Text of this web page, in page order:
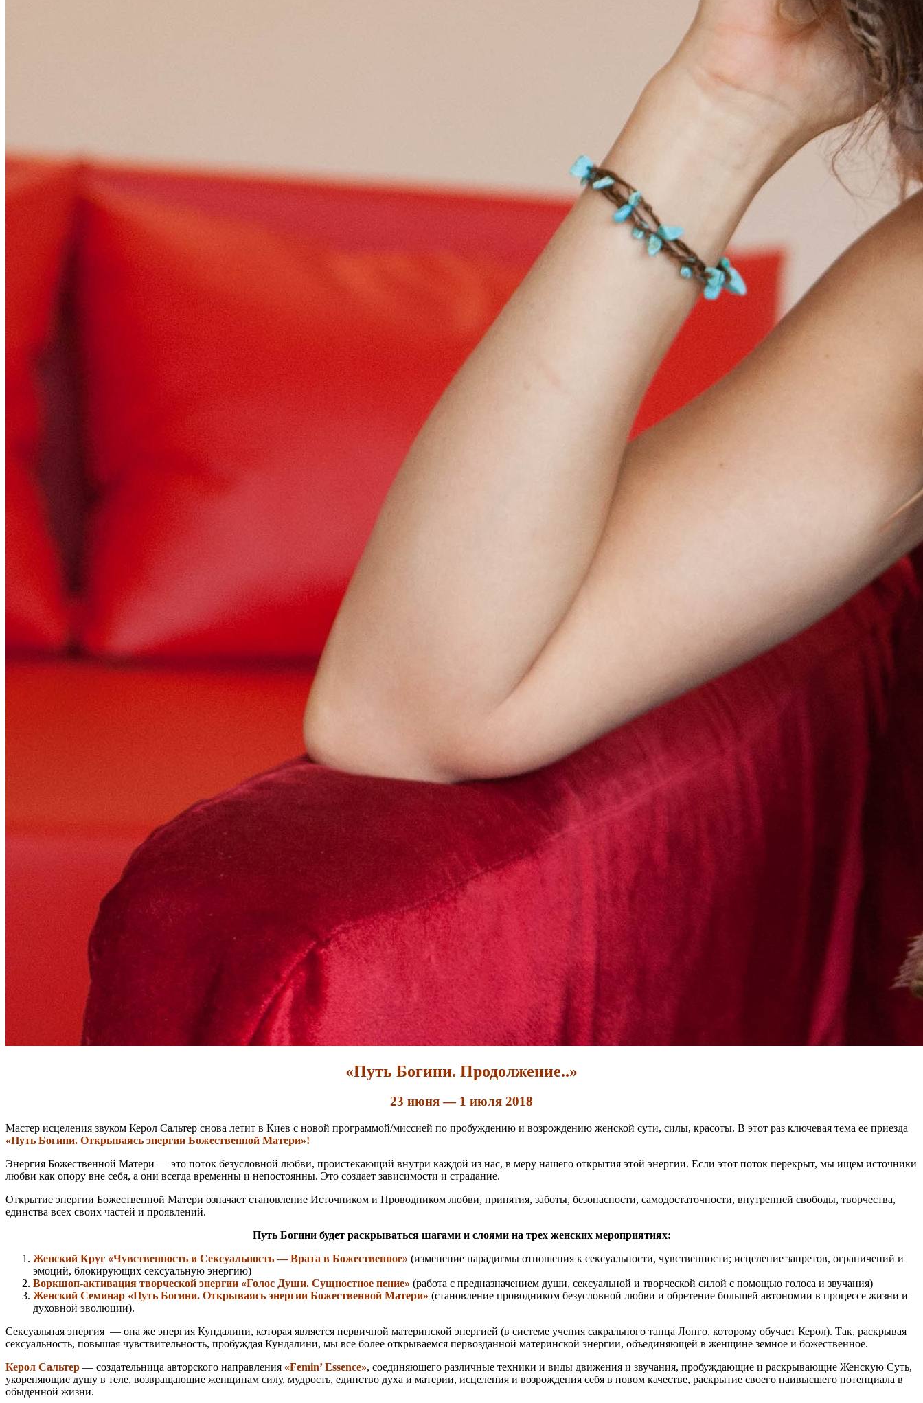
«Путь Богини. Продолжение..»
23 июня — 1 июля 2018
Мастер исцеления звуком Керол Сальтер снова летит в Киев с новой программой/миссией по пробуждению и возрождению женской сути, силы, красоты. В этот раз ключевая тема ее приезда
«Путь Богини. Открываясь энергии Божественной Матери»!
Энергия Божественной Матери — это поток безусловной любви, проистекающий внутри каждой из нас, в меру нашего открытия этой энергии. Если этот поток перекрыт, мы ищем источники
любви как опору вне себя, а они всегда временны и непостоянны. Это создает зависимости и страдание.
Открытие энергии Божественной Матери означает становление Источником и Проводником любви, принятия, заботы, безопасности, самодостаточности, внутренней свободы, творчества,
единства всех своих частей и проявлений.
Путь Богини будет раскрываться шагами и слоями на трех женских мероприятиях:
Женский Круг «Чувственность и Сексуальность — Врата в Божественное» (изменение парадигмы отношения к сексуальности, чувственности; исцеление запретов, ограничений и
эмоций, блокирующих сексуальную энергию)
Воркшоп-активация творческой энергии «Голос Души. Сущностное пение» (работа с предназначением души, сексуальной и творческой силой с помощью голоса и звучания)
Женский Семинар «Путь Богини. Открываясь энергии Божественной Матери» (становление проводником безусловной любви и обретение большей автономии в процессе жизни и
духовной эволюции).
Сексуальная энергия — она же энергия Кундалини, которая является первичной материнской энергией (в системе учения сакрального танца Лонго, которому обучает Керол). Так, раскрывая
сексуальность, повышая чувствительность, пробуждая Кундалини, мы все более открываемся первозданной материнской энергии, объединяющей в женщине земное и божественное.
Керол Сальтер — создательница авторского направления «Femin’ Essence», соединяющего различные техники и виды движения и звучания, пробуждающие и раскрывающие Женскую Суть,
укореняющие душу в теле, возвращающие женщинам силу, мудрость, единство духа и материи, исцеления и возрождения себя в новом качестве, раскрытие своего наивысшего потенциала в
обыденной жизни.